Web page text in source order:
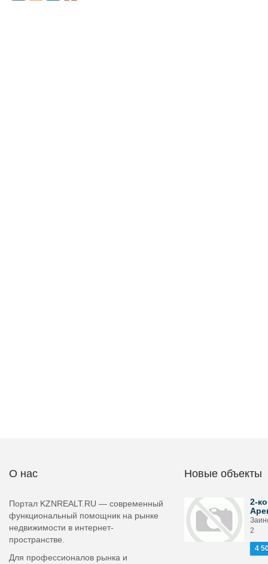
О нас
Портал KZNREALT.RU — современный
функциональный помощник на рынке
недвижимости в интернет-
пространстве.
Для профессионалов рынка и
Новые объекты
2-
2
4